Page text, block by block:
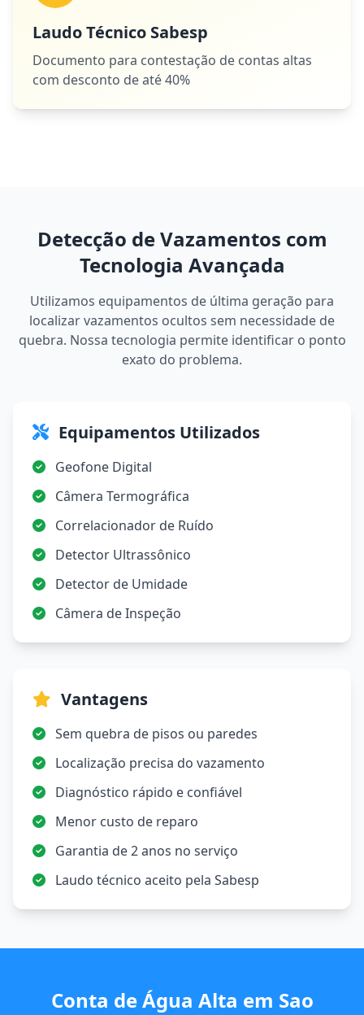
Laudo Técnico Sabesp
Documento para contestação de contas altas
com desconto de até 40%
Detecção de Vazamentos com
Tecnologia Avançada
Utilizamos equipamentos de última geração para
localizar vazamentos ocultos sem necessidade de
quebra. Nossa tecnologia permite identificar o ponto
exato do problema.
Equipamentos Utilizados
Geofone Digital
Câmera Termográfica
Correlacionador de Ruído
Detector Ultrassônico
Detector de Umidade
Câmera de Inspeção
Vantagens
Sem quebra de pisos ou paredes
Localização precisa do vazamento
Diagnóstico rápido e confiável
Menor custo de reparo
Garantia de 2 anos no serviço
Laudo técnico aceito pela Sabesp
Conta de Água Alta em Sao